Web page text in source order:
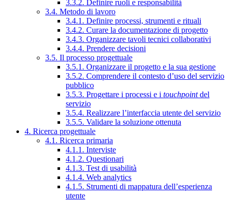
3.3.2. Definire ruoli e responsabilità
3.4. Metodo di lavoro
3.4.1. Definire processi, strumenti e rituali
3.4.2. Curare la documentazione di progetto
3.4.3. Organizzare tavoli tecnici collaborativi
3.4.4. Prendere decisioni
3.5. Il processo progettuale
3.5.1. Organizzare il progetto e la sua gestione
3.5.2. Comprendere il contesto d’uso del servizio
pubblico
3.5.3. Progettare i processi e i touchpointdel
servizio
3.5.4. Realizzare l’interfaccia utente del servizio
3.5.5. Validare la soluzione ottenuta
4. Ricerca progettuale
4.1. Ricerca primaria
4.1.1. Interviste
4.1.2. Questionari
4.1.3. Test di usabilità
4.1.4. Web analytics
4.1.5. Strumenti di mappatura dell’esperienza
utente